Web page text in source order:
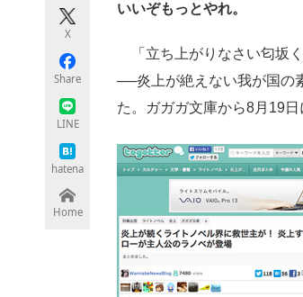
X
Share
LINE
hatena
Home
いいぞもっとやれ。
「立ち上がりなさい匂坂
──炎上が絶えない我が国の
た。ガガガ文庫から8月19